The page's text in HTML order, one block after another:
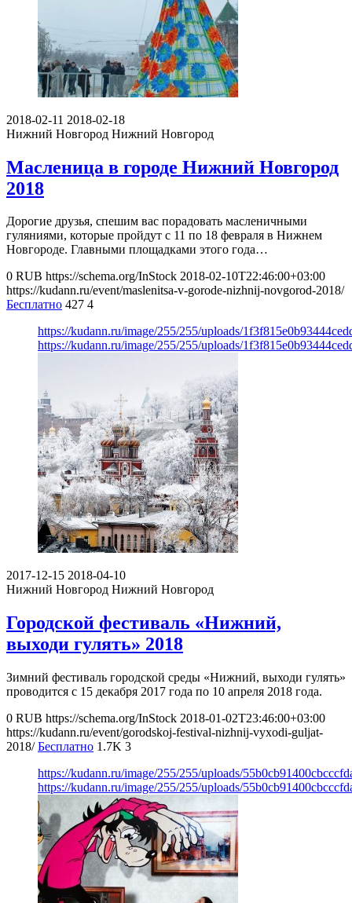
2018-02-11 2018-02-18
Нижний Новгород Нижний Новгород
Масленица в городе Нижний Новгород
2018
Дорогие друзья, спешим вас порадовать масленичными
гуляниями, которые пройдут с 11 по 18 февраля в Нижнем
Новгороде. Главными площадками этого года…
0 RUB https://schema.org/InStock 2018-02-10T22:46:00+03:00
https://kudann.ru/event/maslenitsa-v-gorode-nizhnij-novgorod-2018/
Бесплатно 427 4
https://kudann.ru/image/255/255/uploads/
https://kudann.ru/image/255/255/uploads/
2017-12-15 2018-04-10
Нижний Новгород Нижний Новгород
Городской фестиваль «Нижний,
выходи гулять» 2018
Зимний фестиваль городской среды «Нижний, выходи гулять»
проводится с 15 декабря 2017 года по 10 апреля 2018 года.
0 RUB https://schema.org/InStock 2018-01-02T23:46:00+03:00
https://kudann.ru/event/gorodskoj-festival-nizhnij-vyxodi-guljat-
2018/ Бесплатно 1.7K 3
https://kudann.ru/image/255/255/uploads/
https://kudann.ru/image/255/255/uploads/